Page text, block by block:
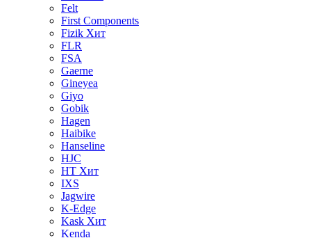
Felt
First Components
Fizik Хит
FLR
FSA
Gaerne
Gineyea
Giyo
Gobik
Hagen
Haibike
Hanseline
HJC
HT Хит
IXS
Jagwire
K-Edge
Kask Хит
Kenda